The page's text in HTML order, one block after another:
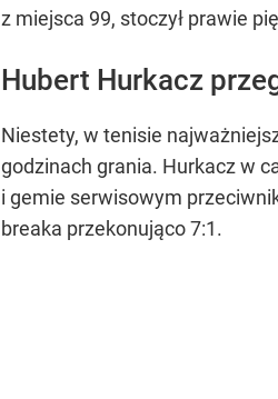
z miejsca 99, stoczył prawie
Hubert Hurkacz
Niestety, w tenisie
godzinach grania. Hurkacz w
i gemie serwisowym
breaka przekonująco 7:1.